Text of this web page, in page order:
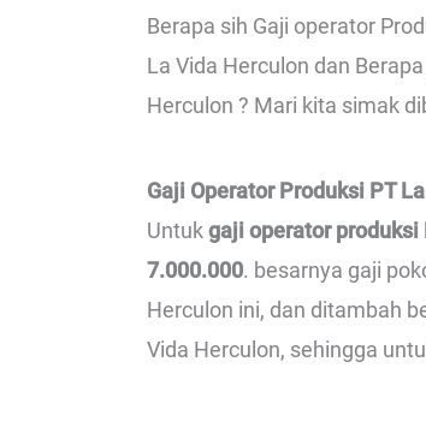
Berapa sih Gaji operator
La Vida Herculon dan
Herculon ? Mari kita simak
Gaji Operator Produksi PT
Untukgaji operator produksi
7.000.000. besarnya gaji
Herculon ini, dan ditambah
Vida Herculon, sehingga